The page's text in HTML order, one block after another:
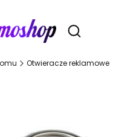
Otwórz
Otwieracze reklamowe